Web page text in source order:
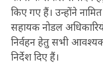
किए गए हैं। उन्होंने
सहायक नोडल
निर्वहन हेतु सभी
निर्देश दिए हैं।